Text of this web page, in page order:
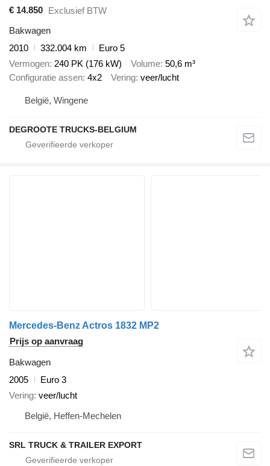
€ 14.850 Exclusief BTW
Bakwagen
2010
332.004 km
Euro 5
Vermogen 240 PK (176 kW) Volume 50,6 m³
Configuratie assen 4x2 Vering veer/lucht
België, Wingene
DEGROOTE TRUCKS-BELGIUM
Mercedes-Benz Actros 1832 MP2
Prijs op aanvraag
Bakwagen
2005
Euro 3
Vering veer/lucht
België, Heffen-Mechelen
SRL TRUCK & TRAILER EXPORT